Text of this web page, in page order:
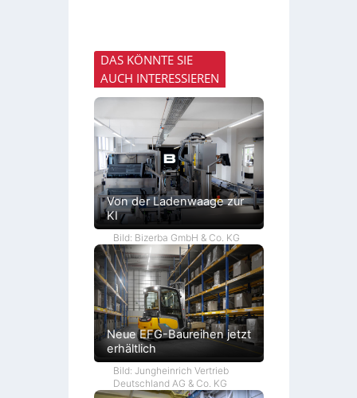
DAS KÖNNTE SIE
AUCH INTERESSIEREN
Von der Ladenwaage zur
KI
Bild: Bizerba GmbH & Co. KG
Neue EFG-Baureihen jetzt
erhältlich
Bild: Jungheinrich Vertrieb
Deutschland AG & Co. KG